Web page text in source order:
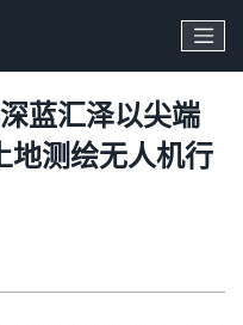
蓝汇泽以尖端
地测绘无人机行